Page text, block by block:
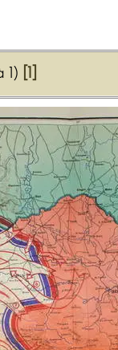
1) [1]